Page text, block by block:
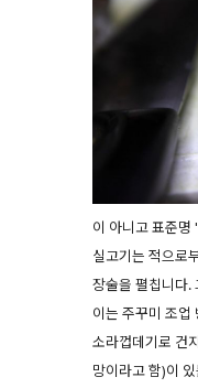
이 아니고 표준명
실고기는 적으로
장술을 펼칩니다.
이는 주꾸미 조업
소라껍데기로 건
망이라고 함)이 있